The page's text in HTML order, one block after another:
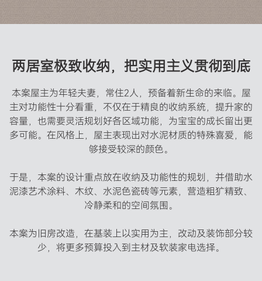
两居室极致收纳，把实用主义贯彻到底
本案屋主为年轻夫妻，常住2人，预备着新生命的来临。屋
主对功能性十分看重，不仅在于精良的收纳系统，提升家的
容量，也需要灵活规划好各区域功能，为宝宝的成长留出更
多可能。在风格上，屋主表现出对水泥材质的特殊喜爱，能
够接受较深的颜色。
于是，本案的设计重点放在收纳及功能性的规划，并借助水
泥漆艺术涂料、木纹、水泥色瓷砖等元素，营造粗犷精致、
冷静柔和的空间氛围。
本案为旧房改造，在基装上以实用为主，改动及装饰部分较
少，将更多预算投入到主材及软装家电选择。